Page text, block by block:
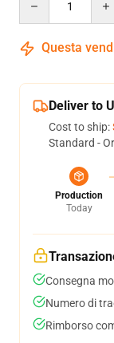
Questa
Deliver to
Cost to ship:
Standard -
Production
Today
Consegna
Numero di
Rimborso